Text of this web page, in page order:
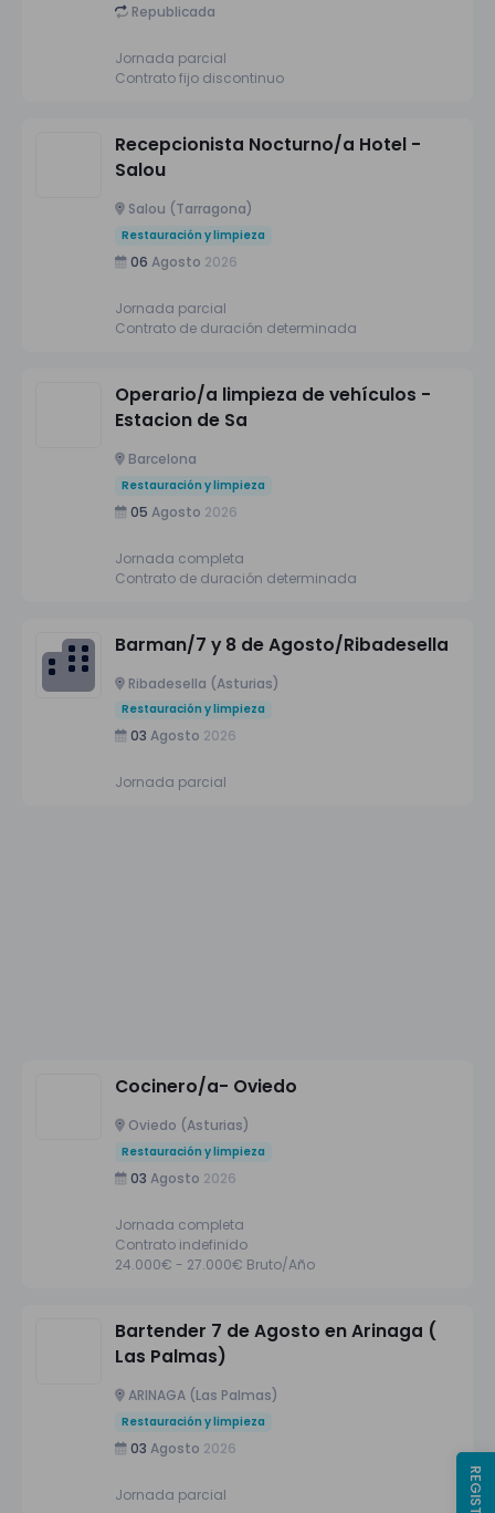
Republicada
Jornada parcial
Contrato fijo discontinuo
Recepcionista Nocturno/a Hotel -
Salou
Salou (Tarragona)
Restauración y limpieza
06 Agosto 2026
Jornada parcial
Contrato de duración determinada
Operario/a limpieza de vehículos -
Estacion de Sa
Barcelona
Restauración y limpieza
05 Agosto 2026
Jornada completa
Contrato de duración determinada
Barman/7 y 8 de Agosto/Ribadesella
Ribadesella (Asturias)
Restauración y limpieza
03 Agosto 2026
Jornada parcial
Cocinero/a- Oviedo
Oviedo (Asturias)
Restauración y limpieza
03 Agosto 2026
Jornada completa
Contrato indefinido
24.000€ - 27.000€ Bruto/Año
Bartender 7 de Agosto en Arinaga (
Las Palmas)
ARINAGA (Las Palmas)
Restauración y limpieza
03 Agosto 2026
Jornada parcial